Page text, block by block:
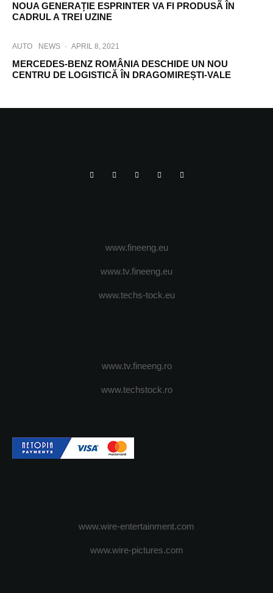
NOUA GENERAȚIE ESPRINTER VA FI PRODUSÃ ÎN
CADRUL A TREI UZINE
AUTO NEWS · APRIL 8, 2021
MERCEDES-BENZ ROMÂNIA DESCHIDE UN NOU
CENTRU DE LOGISTICĂ ÎN DRAGOMIREȘTI-VALE
www.fineeng.eu
www.tv.fineeng.eu
www.techs-tock.eu
www.tv.fineeng.ro
www.techstock.ro
www.wire-entertainment.com
www.wire-pictures.com